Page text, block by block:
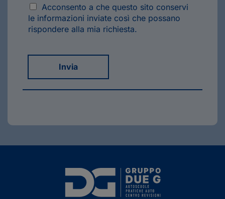
Acconsento a che questo sito conservi
le informazioni inviate così che possano
rispondere alla mia richiesta.
Invia